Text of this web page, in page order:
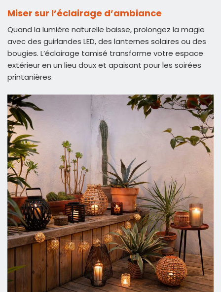
Miser sur l’éclairage d’ambiance
Quand la lumière naturelle baisse, prolongez la magie
avec des guirlandes LED, des lanternes solaires ou des
bougies. L’éclairage tamisé transforme votre espace
extérieur en un lieu doux et apaisant pour les soirées
printanières.